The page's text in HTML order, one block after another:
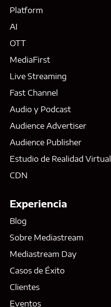
Platform
AI
OTT
MediaFirst
Live Streaming
Fast Channel
Audio y Podcast
Audience Advertiser
Audience Publisher
Estudio de Realidad Virtual
CDN
Experiencia
Blog
Sobre Mediastream
Mediastream Day
Casos de Éxito
Clientes
Eventos